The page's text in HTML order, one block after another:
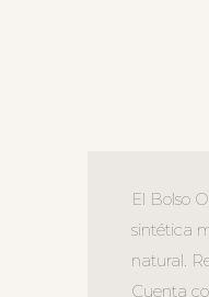
El Bolso
sintética
natural.
Cuenta